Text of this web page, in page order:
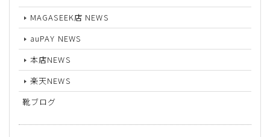
MAGASEEK店 NEWS
auPAY NEWS
本店NEWS
楽天NEWS
靴ブログ